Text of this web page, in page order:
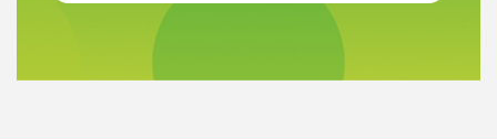
Novi pogled na migrenu: komorbiditeti, spolne
razlike i nove terapije
smetnji do rane onkološke dijagnostike
Antikoagulansi u ljekarničkoj praksi –